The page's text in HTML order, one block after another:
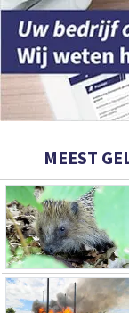
MEEST